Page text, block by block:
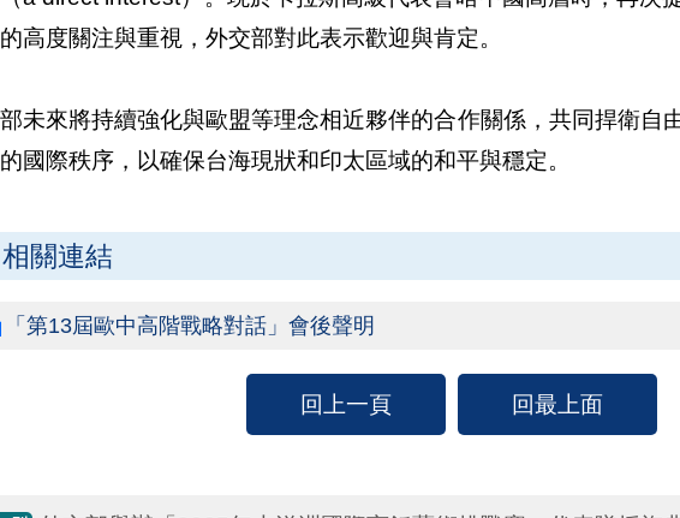
高度關注與重視，外交部對此表示歡迎與肯定。
未來將持續強化與歐盟等理念相近夥伴的合作關係，共同捍衛自
國際秩序，以確保台海現狀和印太區域的和平與穩定。
相關連結
「第13屆歐中高階戰略對話」會後聲明
回上一頁 回最上面